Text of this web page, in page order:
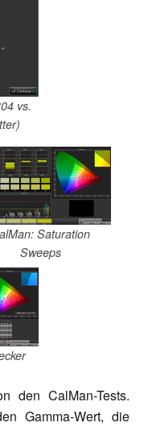
vs.
Saturation
Sweeps
den CalMan-Tests.
Gamma-Wert, die